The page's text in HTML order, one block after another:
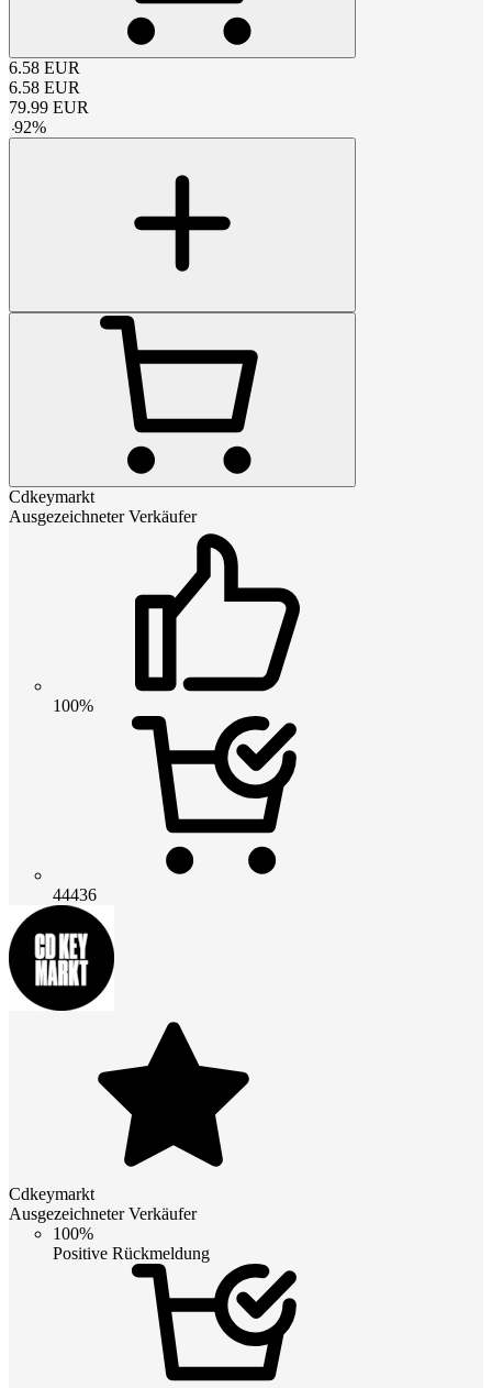
6.58 EUR
6.58 EUR
79.99 EUR
-92%
Cdkeymarkt
Ausgezeichneter Verkäufer
100%
44436
Cdkeymarkt
Ausgezeichneter Verkäufer
100%
Positive Rückmeldung